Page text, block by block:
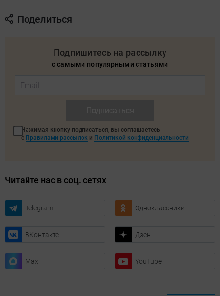
Поделиться
Подпишитесь на рассылку
с самыми популярными статьями
Нажимая кнопку подписаться, вы соглашаетесь
с Правилами рассылок и Политикой конфиденциальности
Читайте нас в соц. сетях
Telegram Одноклассники
ВКонтакте Дзен
Max YouTube